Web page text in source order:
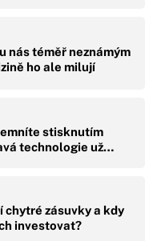
nás téměř neznámým
ho ale milují
stisknutím
technologie už…
chytré zásuvky a kdy
investovat?